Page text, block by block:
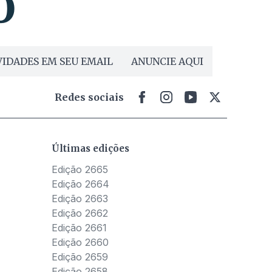
EM SEU EMAIL ANUNCIE AQUI
Redes sociais
Últimas edições
Edição 2665
Edição 2664
Edição 2663
Edição 2662
Edição 2661
Edição 2660
Edição 2659